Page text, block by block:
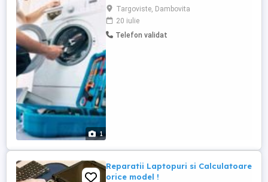
1
de masina de spalat.
Targoviste, Dambovita
20 iulie
Telefon validat
Reparatii Laptopuri si Calculatoare
orice model !